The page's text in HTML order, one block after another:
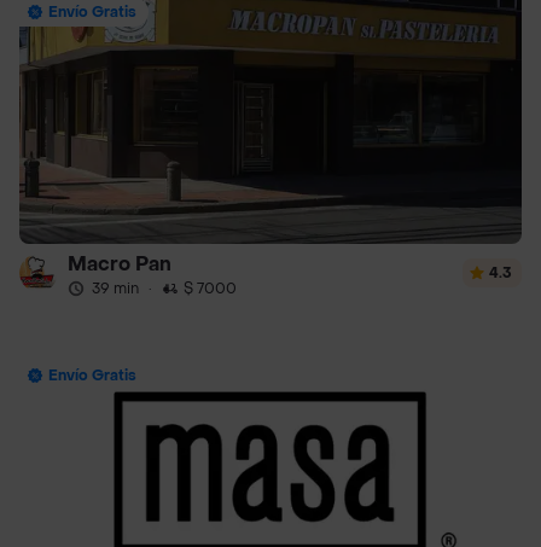
Envío Gratis
Macro Pan
39 min · $ 7000
4.3
Envío Gratis